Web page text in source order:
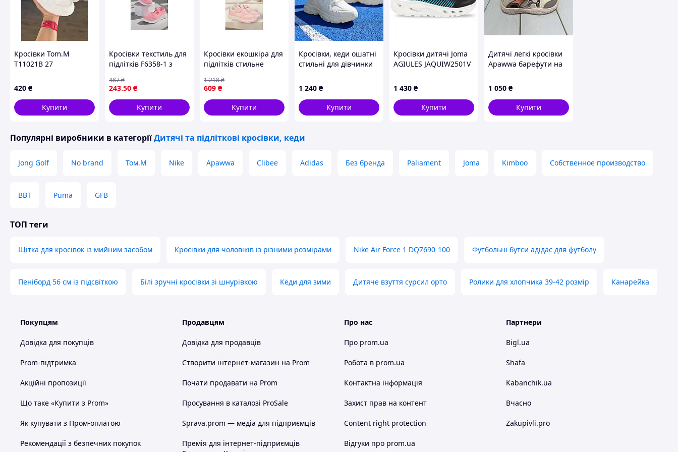
Кросівки Tom.M
T11021B 27
420 ₴
Купити
Кросівки текстиль для
підлітків F6358-1 з
для активного
відпочинку і спорту
243.50 ₴
487₴
Купити
Кросівки екошкіра для
підлітків стильне
носіння з комфортною
підошвою
609 ₴
1 218₴
Купити
Кросівки, кеди ошатні
стильні для дівчинки
38
1 240 ₴
Купити
Кросівки дитячі Joma
AGIULES JAQUIW2501V
бірюзовий
1 430 ₴
Купити
Дитячі легкі кросівки
Apawwa барефути на
1 050 ₴
Купити
Популярні виробники в категоріїДитячі та підліткові кросівки, кеди
Jong Golf No brand Том.М Nike Apawwa Clibee Adidas Без бренда Paliament Joma Kimboo Собственное производство
BBT Puma GFB
ТОП теги
Щітка для кросівок із мийним засобом Кросівки для чоловіків із різними розмірами Nike Air Force 1 DQ7690-100 Футбольні бутси адідас для футболу
Пеніборд 56 см із підсвіткою Білі зручні кросівки зі шнурівкою Кеди для зими Дитяче взуття сурсил орто Ролики для хлопчика 39-42 розмір Канарейка
Покупцям
Довідка для покупців
Prom-підтримка
Акційні пропозиції
Що таке «Купити з Prom»
Як купувати з Пром-оплатою
Рекомендації з безпечних покупок
Продавцям
Довідка для продавців
Створити інтернет-магазин на Prom
Почати продавати на Prom
Просування в каталозі ProSale
Sprava.prom — медіа для підприємців
Премія для інтернет-підприємців
Про нас
Про prom.ua
Робота в prom.ua
Контактна інформація
Захист прав на контент
Content right protection
Відгуки про prom.ua
Партнери
Bigl.ua
Shafa
Kabanchik.ua
Вчасно
Zakupivli.pro